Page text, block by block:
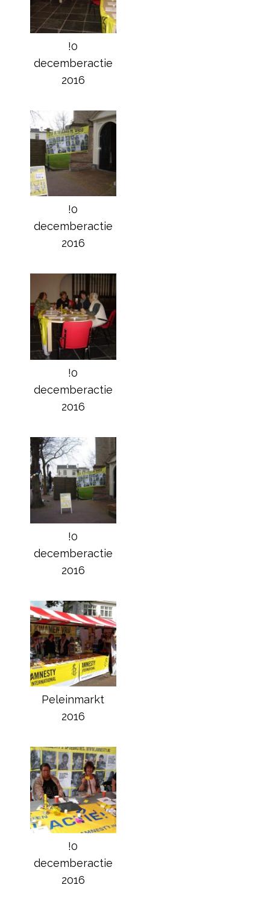
!0
decemberactie
2016
!0
decemberactie
2016
!0
decemberactie
2016
!0
decemberactie
2016
Peleinmarkt
2016
!0
decemberactie
2016